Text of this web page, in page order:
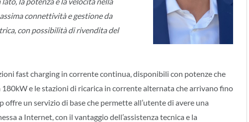
connettività e gestione da
con possibilità di rivendita del
fast charging in corrente continua, disponibili con potenze che
e le stazioni di ricarica in corrente alternata che arrivano fino
offre un servizio di base che permette all’utente di avere una
a Internet, con il vantaggio dell’assistenza tecnica e la